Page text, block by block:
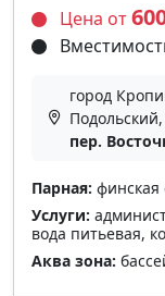
Цена от
город
Подольский,
пер.
Парная: финская
Услуги:
вода питьевая,
Аква зона: